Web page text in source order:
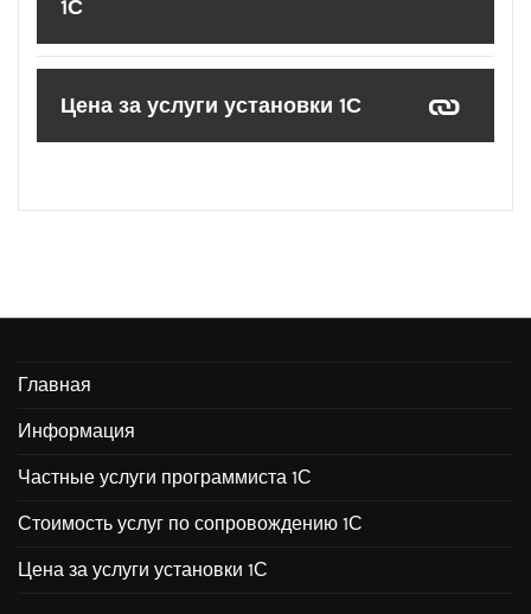
1С
Цена за услуги установки 1С
Главная
Информация
Частные услуги программиста 1С
Стоимость услуг по сопровождению 1С
Цена за услуги установки 1С